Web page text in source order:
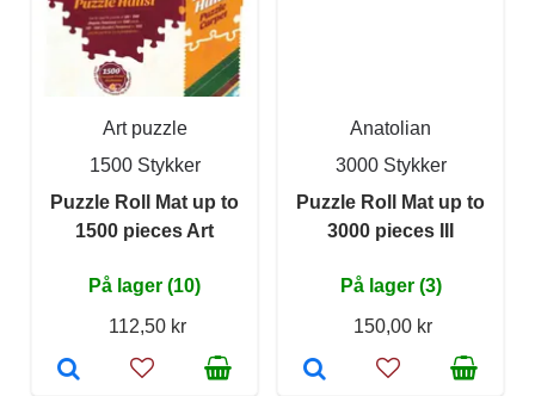
Art puzzle
1500 Stykker
Puzzle Roll Mat up to
1500 pieces Art
På lager (10)
112,50 kr
Anatolian
3000 Stykker
Puzzle Roll Mat up to
3000 pieces III
På lager (3)
150,00 kr